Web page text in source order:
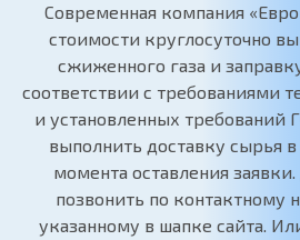
Современная компания
стоимости круглосуточно
сжиженного газа и
соответствии с требованиями
и установленных
выполнить доставку сырья в
момента оставления
позвонить по контактному
указанному в шапке сайта.